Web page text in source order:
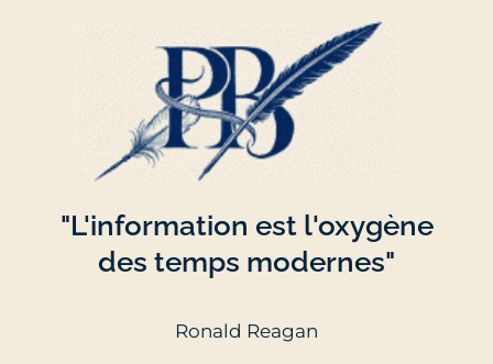
"L'information est l'oxygène
des temps modernes"
Ronald Reagan
Menu